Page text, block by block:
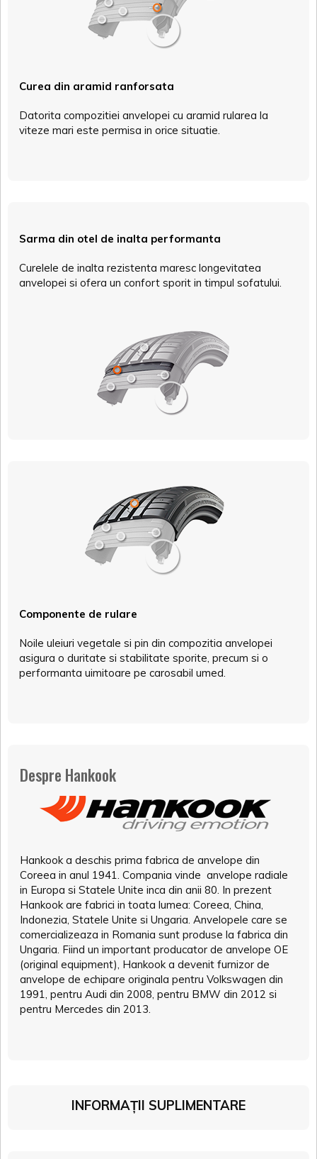
Curea din aramid ranforsata
Datorita compozitiei anvelopei cu aramid rularea la
viteze mari este permisa in orice situatie.
Sarma din otel de inalta performanta
Curelele de inalta rezistenta maresc longevitatea
anvelopei si ofera un confort sporit in timpul sofatului.
Componente de rulare
Noile uleiuri vegetale si pin din compozitia anvelopei
asigura o duritate si stabilitate sporite, precum si o
performanta uimitoare pe carosabil umed.
Despre Hankook
Hankook a deschis prima fabrica de anvelope din
Coreea in anul 1941. Compania vinde anvelope radiale
in Europa si Statele Unite inca din anii 80. In prezent
Hankook are fabrici in toata lumea: Coreea, China,
Indonezia, Statele Unite si Ungaria. Anvelopele care se
comercializeaza in Romania sunt produse la fabrica din
Ungaria. Fiind un important producator de anvelope OE
(original equipment), Hankook a devenit furnizor de
anvelope de echipare originala pentru Volkswagen din
1991, pentru Audi din 2008, pentru BMW din 2012 si
pentru Mercedes din 2013.
INFORMAȚII SUPLIMENTARE